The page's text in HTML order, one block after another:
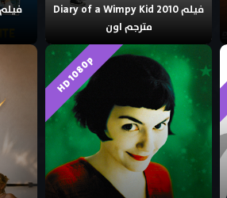
فيلم Diary of a Wimpy Kid 2010
مترجم اون
HD 1080p